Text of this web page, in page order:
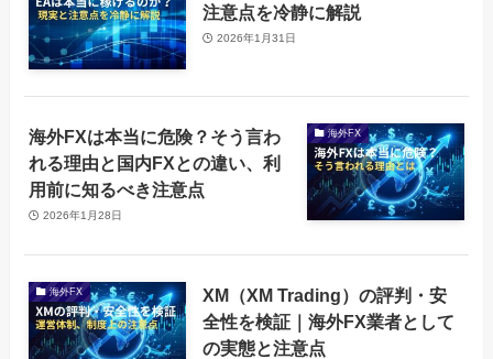
注意点を冷静に解説
2026年1月31日
海外FX
海外FXは本当に危険？そう言わ
れる理由と国内FXとの違い、利
用前に知るべき注意点
2026年1月28日
海外FX
XM（XM Trading）の評判・安
全性を検証｜海外FX業者として
の実態と注意点